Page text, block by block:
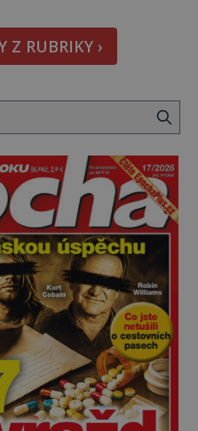
císař Napoleon
pro malbu slabost, a
přemístí do své
Z RUBRIKY ›